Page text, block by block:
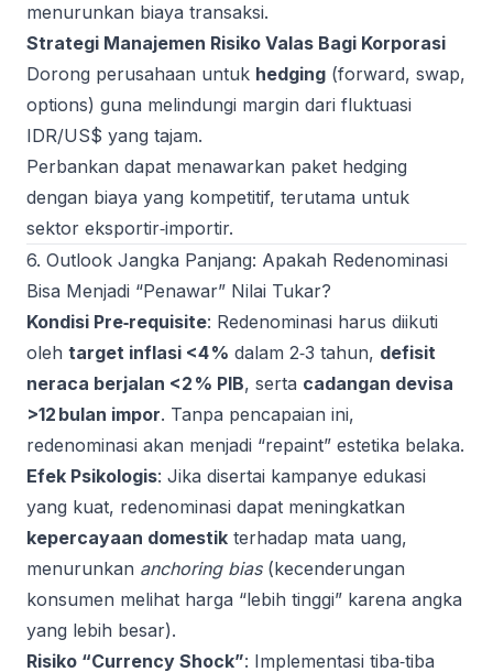
menurunkan biaya transaksi.
Strategi Manajemen Risiko Valas Bagi Korporasi
Dorong perusahaan untuk hedging (forward, swap,
options) guna melindungi margin dari fluktuasi
IDR/US$ yang tajam.
Perbankan dapat menawarkan paket hedging
dengan biaya yang kompetitif, terutama untuk
sektor eksportir‑importir.
6. Outlook Jangka Panjang: Apakah Redenominasi
Bisa Menjadi “Penawar” Nilai Tukar?
Kondisi Pre‑requisite: Redenominasi harus diikuti
oleh target inflasi <4 % dalam 2‑3 tahun, defisit
neraca berjalan <2 % PIB, serta cadangan devisa
>12 bulan impor. Tanpa pencapaian ini,
redenominasi akan menjadi “repaint” estetika belaka.
Efek Psikologis: Jika disertai kampanye edukasi
yang kuat, redenominasi dapat meningkatkan
kepercayaan domestik terhadap mata uang,
menurunkan anchoring bias(kecenderungan
konsumen melihat harga “lebih tinggi” karena angka
yang lebih besar).
Risiko “Currency Shock”: Implementasi tiba‑tiba